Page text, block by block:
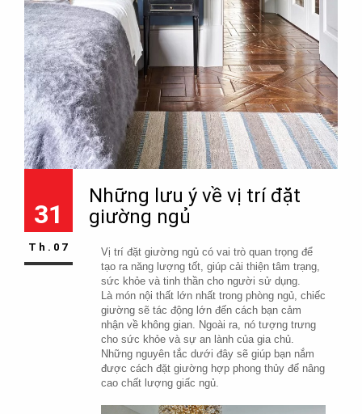
31
Th.07
Những lưu ý về vị trí đặt
giường ngủ
Vị trí đặt giường ngủ có vai trò quan trọng để
tạo ra năng lượng tốt, giúp cải thiện tâm trạng,
sức khỏe và tinh thần cho người sử dụng.
Là món nội thất lớn nhất trong phòng ngủ, chiếc
giường sẽ tác động lớn đến cách bạn cảm
nhận về không gian. Ngoài ra, nó tượng trưng
cho sức khỏe và sự an lành của gia chủ.
Những nguyên tắc dưới đây sẽ giúp bạn nắm
được cách đặt giường hợp phong thủy để nâng
cao chất lượng giấc ngủ.